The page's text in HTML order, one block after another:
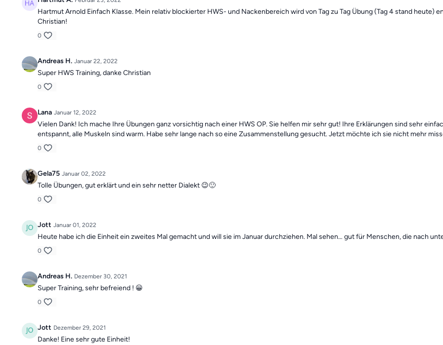
Hartmut Arnold Einfach Klasse. Mein relativ blockierter HWS- und Nackenbereich wird von Tag zu Tag Übung (Tag 4 stand heute)
Christian!
0
Andreas H. Januar 22, 2022
Super HWS Training, danke Christian
0
Lana Januar 12, 2022
Vielen Dank! Ich mache Ihre Übungen ganz vorsichtig nach einer HWS OP. Sie helfen mir sehr gut! Ihre Erklärungen sind sehr
entspannt, alle Muskeln sind warm. Habe sehr lange nach so eine Zusammenstellung gesucht. Jetzt möchte ich sie nicht mehr
0
Gela75 Januar 02, 2022
Tolle Übungen, gut erklärt und ein sehr netter Dialekt 😉🙂
0
Jott Januar 01, 2022
Heute habe ich die Einheit ein zweites Mal gemacht und will sie im Januar durchziehen. Mal sehen… gut für Menschen, die nach
0
Andreas H. Dezember 30, 2021
Super Training, sehr befreiend ! 😀
0
Jott Dezember 29, 2021
Danke! Eine sehr gute Einheit!